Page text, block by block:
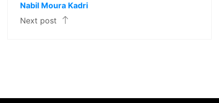
Nabil Moura Kadri
Next post